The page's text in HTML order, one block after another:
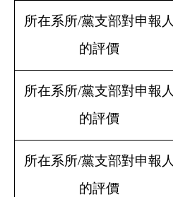
所在系所/黨支部對申報人
的評價
所在系所/黨支部對申報人
的評價
所在系所/黨支部對申報人
的評價